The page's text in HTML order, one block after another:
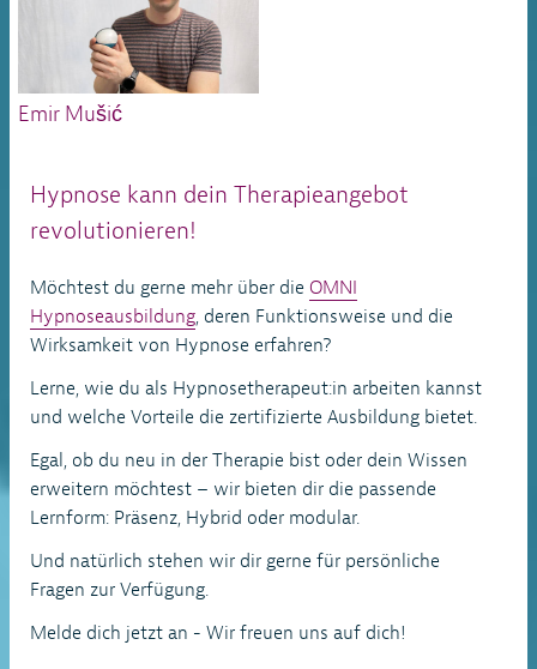
Emir Mušić
Hypnose kann dein Therapieangebot
revolutionieren!
Möchtest du gerne mehr über dieOMNI
Hypnoseausbildung, deren Funktionsweise und die
Wirksamkeit von Hypnose erfahren?
Lerne, wie du als Hypnosetherapeut:in arbeiten kannst
und welche Vorteile die zertifizierte Ausbildung bietet.
Egal, ob du neu in der Therapie bist oder dein Wissen
erweitern möchtest – wir bieten dir die passende
Lernform: Präsenz, Hybrid oder modular.
Und natürlich stehen wir dir gerne für persönliche
Fragen zur Verfügung.
Melde dich jetzt an - Wir freuen uns auf dich!